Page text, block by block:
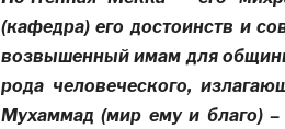
(кафедра) его достоинств и
возвышенный имам для
рода человеческого,
Мухаммад (мир ему и благо)